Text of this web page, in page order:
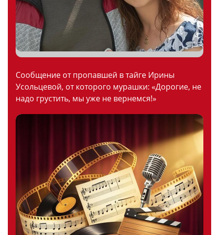
Сообщение от пропавшей в тайге Ирины
Усольцевой, от которого мурашки: «Дорогие, не
надо грустить, мы уже не вернемся!»